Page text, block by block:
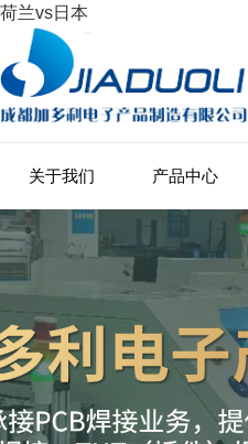
荷兰vs日本
关于我们 产品中心